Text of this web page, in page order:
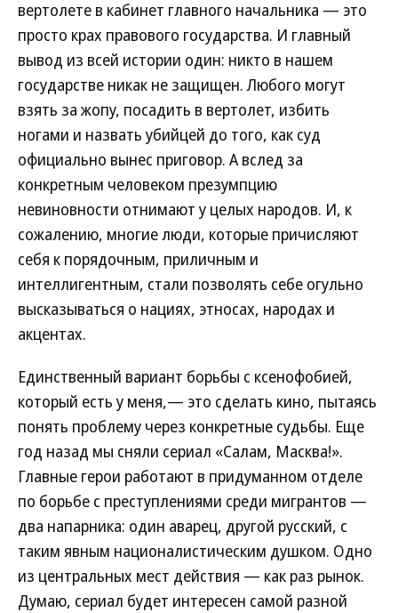
вертолете в кабинет главного начальника — это
просто крах правового государства. И главный
вывод из всей истории один: никто в нашем
государстве никак не защищен. Любого могут
взять за жопу, посадить в вертолет, избить
ногами и назвать убийцей до того, как суд
официально вынес приговор. А вслед за
конкретным человеком презумпцию
невиновности отнимают у целых народов. И, к
сожалению, многие люди, которые причисляют
себя к порядочным, приличным и
интеллигентным, стали позволять себе огульно
высказываться о нациях, этносах, народах и
акцентах.
Единственный вариант борьбы с ксенофобией,
который есть у меня,— это сделать кино, пытаясь
понять проблему через конкретные судьбы. Еще
год назад мы сняли сериал «Салам, Масква!».
Главные герои работают в придуманном отделе
по борьбе с преступлениями среди мигрантов —
два напарника: один аварец, другой русский, с
таким явным националистическим душком. Одно
из центральных мест действия — как раз рынок.
Думаю, сериал будет интересен самой разной